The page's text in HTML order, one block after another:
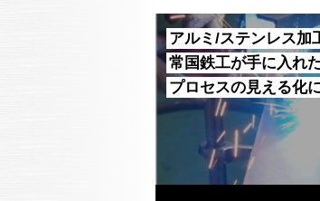
アルミ/ステンレス加
常国鉄工が手に入れ
プロセスの見える化